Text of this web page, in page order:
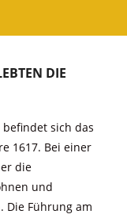
DIE
sich das
1617. Bei einer
die
und
Die Führung am